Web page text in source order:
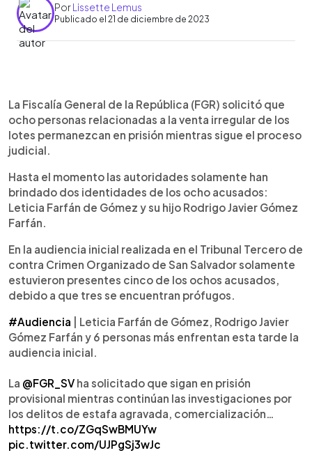
PorLissette Lemus
Publicado el 21 de diciembre de 2023
► Escuchar artículo
La Fiscalía General de la República (FGR) solicitó que
ocho personas relacionadas a la venta irregular de los
lotes permanezcan en prisión mientras sigue el proceso
judicial.
Hasta el momento las autoridades solamente han
brindado dos identidades de los ocho acusados:
Leticia Farfán de Gómez y su hijo Rodrigo Javier Gómez
Farfán.
En la audiencia inicial realizada en el Tribunal Tercero de
contra Crimen Organizado de San Salvador solamente
estuvieron presentes cinco de los ochos acusados,
debido a que tres se encuentran prófugos.
#Audiencia | Leticia Farfán de Gómez, Rodrigo Javier
Gómez Farfán y 6 personas más enfrentan esta tarde la
audiencia inicial.
La @FGR_SV ha solicitado que sigan en prisión
provisional mientras continúan las investigaciones por
los delitos de estafa agravada, comercialización…
https://t.co/ZGqSwBMUYw
pic.twitter.com/UJPgSj3wJc